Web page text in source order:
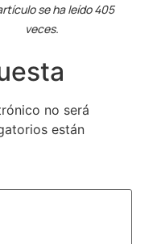
se ha leído 405
veces.
no será
están